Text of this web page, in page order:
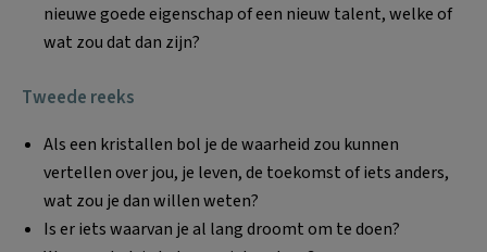
nieuwe goede eigenschap of een nieuw talent, welke of
wat zou dat dan zijn?
Tweede reeks
Als een kristallen bol je de waarheid zou kunnen
vertellen over jou, je leven, de toekomst of iets anders,
wat zou je dan willen weten?
Is er iets waarvan je al lang droomt om te doen?